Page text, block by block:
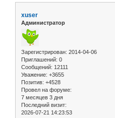
xuser
Администратор
Зарегистрирован: 2014-04-06
Приглашений: 0
Сообщений: 12111
Уважение: +3655
Позитив: +4528
Провел на форуме:
7 месяцев 3 дня
Последний визит:
2026-07-21 14:23:53